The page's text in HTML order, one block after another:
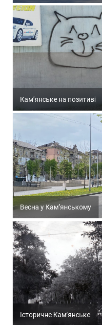
Кам’янське на позитиві
Весна у Кам’янському
Історичне Кам’янське